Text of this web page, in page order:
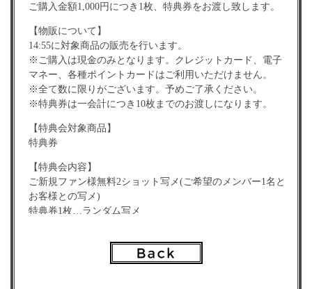
ご購入金額1,000円につき1枚、特典券をお渡し致します。
【物販について】
14:55に対象商品の販売を行います。
※ご購入は現金のみとなります。クレジットカード、電子
マネー、各種ポイントカードはご利用いただけません。
※全て数に限りがございます。予めご了承ください。
※特典券は一会計につき10枚までのお渡しになります。
【特典会対象商品】
特典券
【特典会内容】
ご新規ファン様無料2ショット写メ(ご希望のメンバー1名と
お客様との写メ)
特典券1枚…ランダム写メ
特典券3枚…2ショットチェキサイン（宛名・日付）※撮影